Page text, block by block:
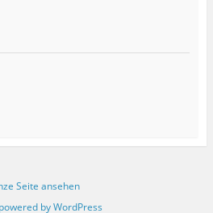
Seite ansehen
by WordPress